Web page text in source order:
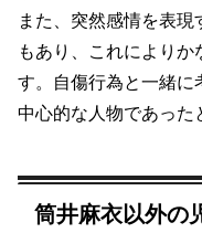
また、突然感情を表
もあり、これによりか
す。自傷行為と一緒に
中心的な人物であった
筒井麻衣以外の